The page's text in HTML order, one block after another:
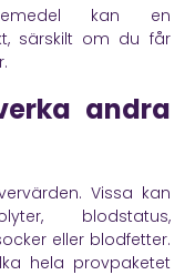
kan en
särskilt om du får
andra
Vissa kan
blodstatus,
eller blodfetter.
hela provpaketet